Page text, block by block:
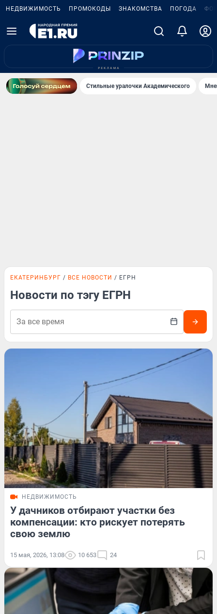
НЕДВИЖИМОСТЬ ПРОМОКОДЫ ЗНАКОМСТВА ПОГОДА
Стильные уралочки Академического
ЕКАТЕРИНБУРГ ВСЕ НОВОСТИ ЕГРН
Новости по тэгу ЕГРН
НЕДВИЖИМОСТЬ
У дачников отбирают участки без
компенсации: кто рискует потерять
свою землю
15 мая, 2026, 13:08 10 653 24